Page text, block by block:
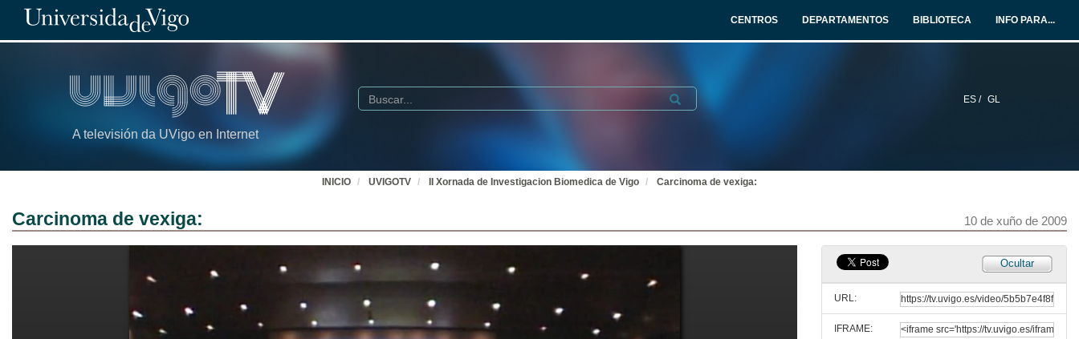
CENTROS DEPARTAMENTOS BIBLIOTECA INFO PARA...
A televisión da UVigo en Internet
ES / GL
Buscar Submit
INICIO UVIGOTV II Xornada de Investigacion Biomedica de Vigo Carcinoma de vexiga:
Carcinoma de vexiga: 10 de xuño de 2009
Ocultar
URL:
IFRAME:
Determinación de elementos minoritarios e traza en biopsias cancerixenas e non cancerixenas de mama mediante ICP-MS e ICP-OES utilizando dixestiion múltiple de baixo volumen
10 de xuño de 2009
Infeccións do trato urinario e disminución do risco de cáncer de vexiga
Quenda de preguntas